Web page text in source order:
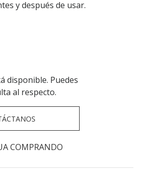
y después de usar.
disponible. Puedes
al respecto.
COMPRANDO